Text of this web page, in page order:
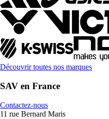
Découvrir toutes nos marques
SAV en France
Contactez-nous
11 rue Bernard Maris